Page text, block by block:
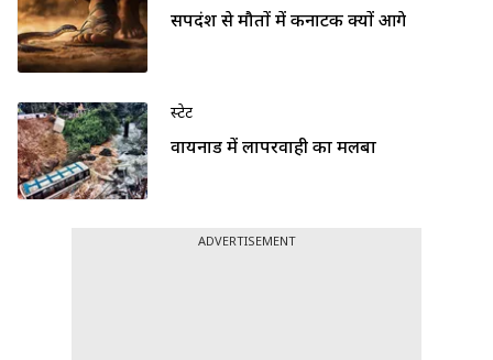
सर्पदंश से मौतों में कर्नाटक क्यों आगे
स्टेट
वायनाड में लापरवाही का मलबा
ADVERTISEMENT